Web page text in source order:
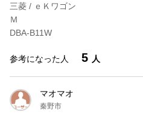
三菱 / ｅＫワゴン
Ｍ
DBA-B11W
参考になった人 5 人
マオマオ
秦野市